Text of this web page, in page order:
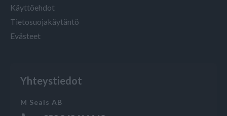
Käyttöehdot
Tietosuojakäytäntö
Evästeet
Yhteystiedot
M Seals AB